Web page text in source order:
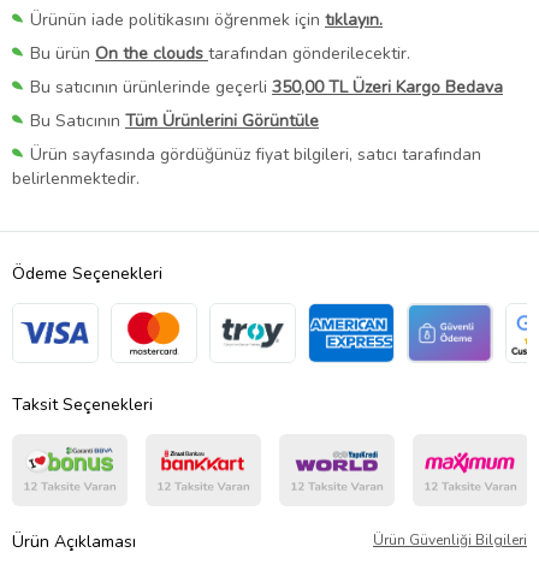
Ürünün iade politikasını öğrenmek için tıklayın.
Bu ürün On the clouds tarafından gönderilecektir.
Bu satıcının ürünlerinde geçerli 350,00 TL Üzeri Kargo Bedava
Bu Satıcının Tüm Ürünlerini Görüntüle
Ürün sayfasında gördüğünüz fiyat bilgileri, satıcı tarafından
belirlenmektedir.
Ödeme Seçenekleri
Taksit Seçenekleri
Ürün Açıklaması Ürün Güvenliği Bilgileri